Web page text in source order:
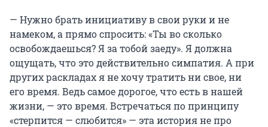
— Нужно брать инициативу в свои руки и не
намеком, а прямо спросить: «Ты во сколько
освобождаешься? Я за тобой заеду». Я должна
ощущать, что это действительно симпатия. А при
других раскладах я не хочу тратить ни свое, ни
его время. Ведь самое дорогое, что есть в нашей
жизни, — это время. Встречаться по принципу
«стерпится — слюбится» — эта история не про